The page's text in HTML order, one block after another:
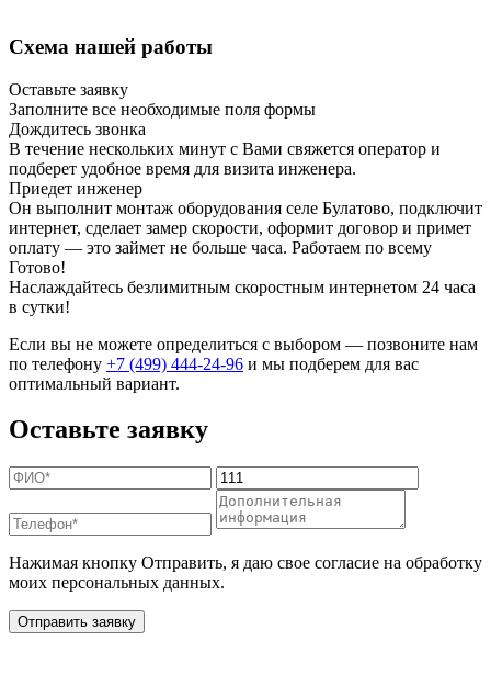
Схема нашей работы
Оставьте заявку
Заполните все необходимые поля формы
Дождитесь звонка
В течение нескольких минут с Вами свяжется оператор и
подберет удобное время для визита инженера.
Приедет инженер
Он выполнит монтаж оборудования селе Булатово, подключит
интернет, сделает замер скорости, оформит договор и примет
оплату — это займет не больше часа. Работаем по всему
Готово!
Наслаждайтесь безлимитным скоростным интернетом 24 часа
в сутки!
Если вы не можете определиться с выбором — позвоните нам
по телефону +7 (499) 444-24-96 и мы подберем для вас
оптимальный вариант.
Оставьте заявку
Нажимая кнопку Отправить, я даю свое согласие на обработку
моих персональных данных.
Отправить заявку